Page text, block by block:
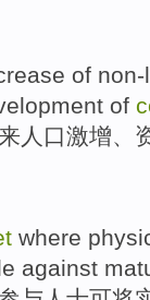
of
of
人口激增
where
against